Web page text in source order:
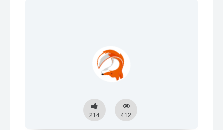
214 412